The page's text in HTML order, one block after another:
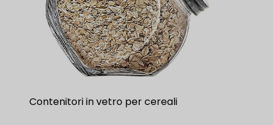
Contenitori in vetro per cereali